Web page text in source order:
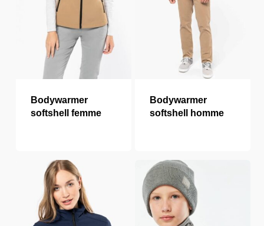
Bodywarmer
softshell femme
Bodywarmer
softshell homme